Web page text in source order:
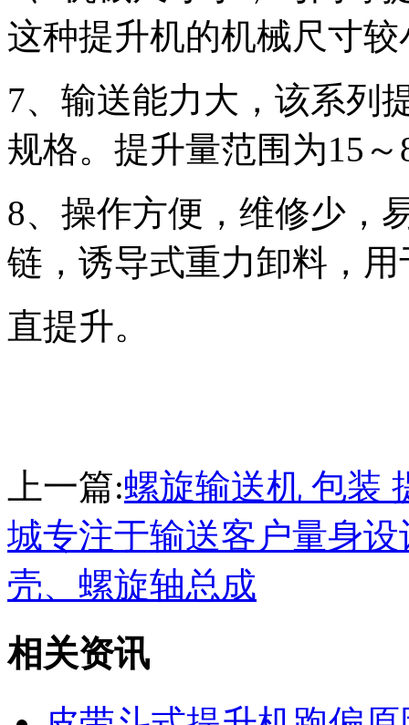
这种提升机的机械尺寸较
7、输送能力大，该系列
规格。提升量范围为15～
8、操作方便，维修少，
链，诱导式重力卸料，
直提升。
上一篇:螺旋输送机 包装
城专注于输送客户量身设
壳、螺旋轴总成
相关资讯